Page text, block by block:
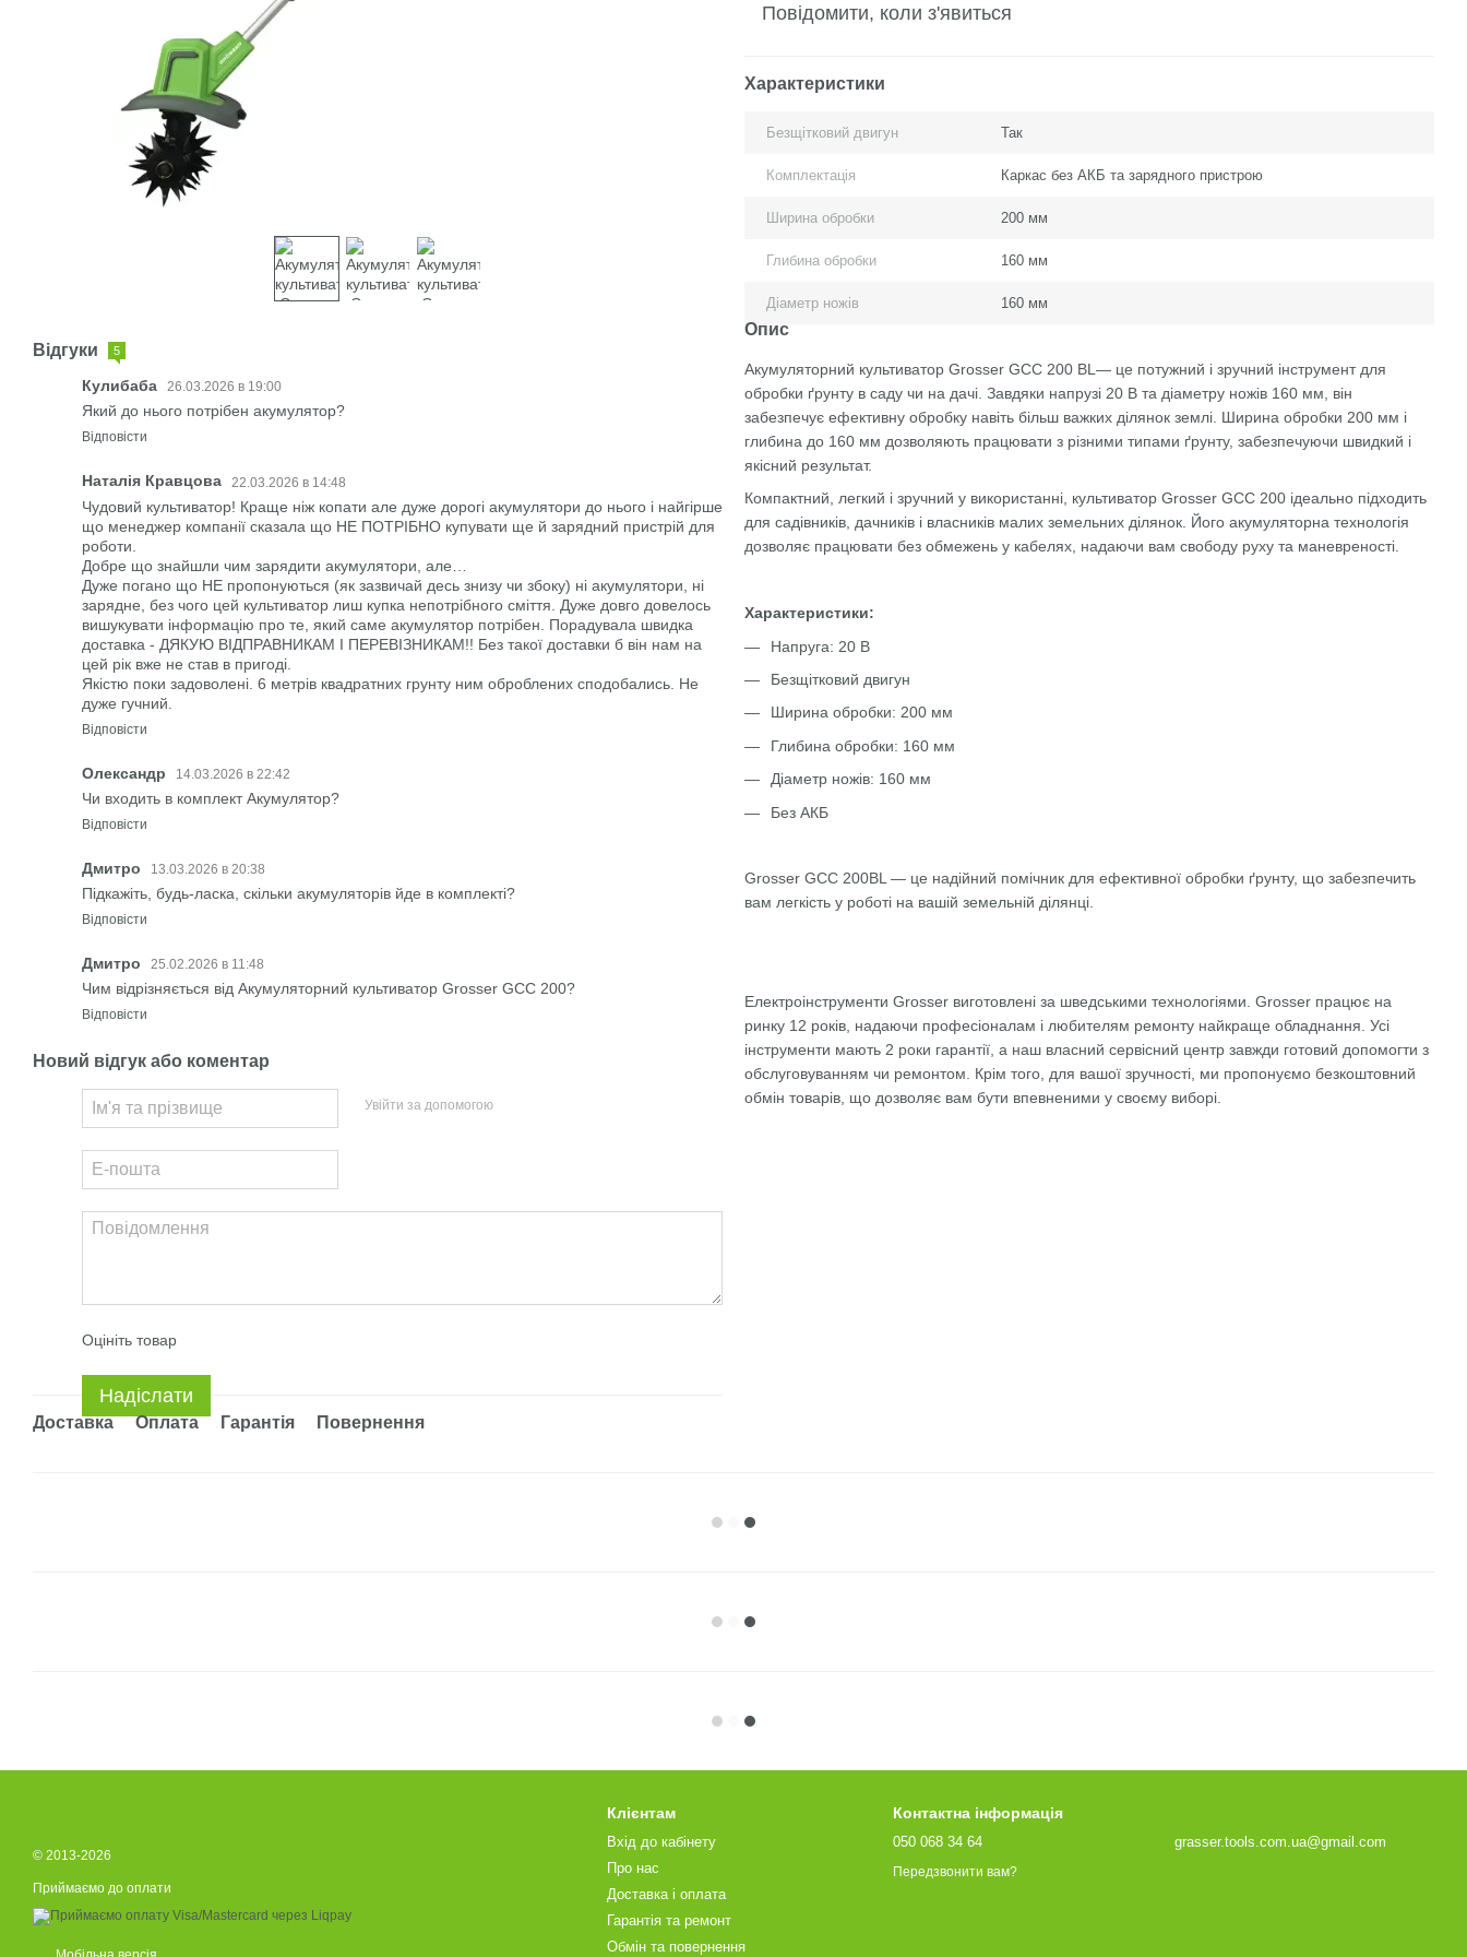
Відгуки 5
Кулибаба 26.03.2026 в 19:00
Який до нього потрібен акумулятор?
Відповісти
Наталія Кравцова 22.03.2026 в 14:48
Чудовий культиватор! Краще ніж копати але дуже дорогі акумулятори до нього і найгірше
що менеджер компанії сказала що НЕ ПОТРІБНО купувати ще й зарядний пристрій для
роботи.
Добре що знайшли чим зарядити акумулятори, але…
Дуже погано що НЕ пропонуються (як зазвичай десь знизу чи збоку) ні акумулятори, ні
зарядне, без чого цей культиватор лиш купка непотрібного сміття. Дуже довго довелось
вишукувати інформацію про те, який саме акумулятор потрібен. Порадувала швидка
доставка - ДЯКУЮ ВІДПРАВНИКАМ І ПЕРЕВІЗНИКАМ!! Без такої доставки б він нам на
цей рік вже не став в пригоді.
Якістю поки задоволені. 6 метрів квадратних грунту ним оброблених сподобались. Не
дуже гучний.
Відповісти
Олександр 14.03.2026 в 22:42
Чи входить в комплект Акумулятор?
Відповісти
Дмитро 13.03.2026 в 20:38
Підкажіть, будь-ласка, скільки акумуляторів йде в комплекті?
Відповісти
Дмитро 25.02.2026 в 11:48
Чим відрізняється від Акумуляторний культиватор Grosser GCC 200?
Відповісти
Новий відгук або коментар
Увійти за допомогою
Оцініть товар
Надіслати
Доставка Оплата Гарантія Повернення
Повідомити, коли з'явиться
Характеристики
Безщітковий двигун Так
Комплектація Каркас без АКБ та зарядного пристрою
Ширина обробки 200 мм
Глибина обробки 160 мм
Діаметр ножів 160 мм
Опис
Акумуляторний культиватор Grosser GCC 200 BL— це потужний і зручний інструмент для
обробки ґрунту в саду чи на дачі. Завдяки напрузі 20 В та діаметру ножів 160 мм, він
забезпечує ефективну обробку навіть більш важких ділянок землі. Ширина обробки 200 мм і
глибина до 160 мм дозволяють працювати з різними типами ґрунту, забезпечуючи швидкий і
якісний результат.
Компактний, легкий і зручний у використанні, культиватор Grosser GCC 200 ідеально підходить
для садівників, дачників і власників малих земельних ділянок. Його акумуляторна технологія
дозволяє працювати без обмежень у кабелях, надаючи вам свободу руху та маневреності.
Характеристики:
Напруга: 20 В
Безщітковий двигун
Ширина обробки: 200 мм
Глибина обробки: 160 мм
Діаметр ножів: 160 мм
Без АКБ
Grosser GCC 200BL — це надійний помічник для ефективної обробки ґрунту, що забезпечить
вам легкість у роботі на вашій земельній ділянці.
Електроінструменти Grosser виготовлені за шведськими технологіями. Grosser працює на
ринку 12 років, надаючи професіоналам і любителям ремонту найкраще обладнання. Усі
інструменти мають 2 роки гарантії, а наш власний сервісний центр завжди готовий допомогти з
обслуговуванням чи ремонтом. Крім того, для вашої зручності, ми пропонуємо безкоштовний
обмін товарів, що дозволяє вам бути впевненими у своєму виборі.
© 2013-2026
Приймаємо до оплати
Клієнтам
Вхід до кабінету
Про нас
Доставка і оплата
Гарантія та ремонт
Обмін та повернення
Контактна інформація
050 068 34 64
Передзвонити вам?
grasser.tools.com.ua@gmail.com